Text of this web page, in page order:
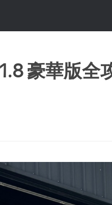
豪華版